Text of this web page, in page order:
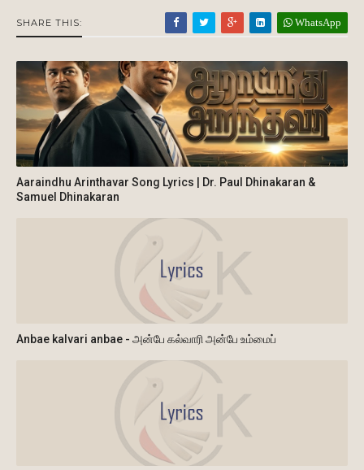
SHARE THIS: WhatsApp
Aaraindhu Arinthavar Song Lyrics | Dr. Paul Dhinakaran &
Samuel Dhinakaran
Anbae kalvari anbae - அன்பே கல்வாரி அன்பே உம்மைப்